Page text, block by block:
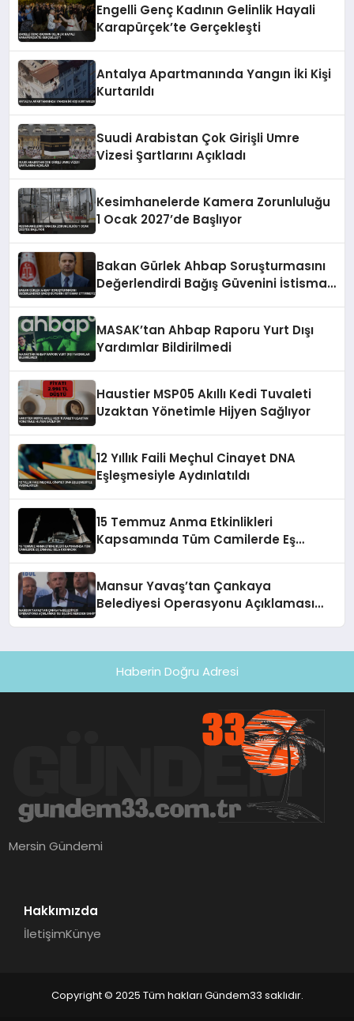
Engelli Genç Kadının Gelinlik Hayali
Karapürçek’te Gerçekleşti
Antalya Apartmanında Yangın İki Kişi
Kurtarıldı
Suudi Arabistan Çok Girişli Umre
Vizesi Şartlarını Açıkladı
Kesimhanelerde Kamera Zorunluluğu
1 Ocak 2027’de Başlıyor
Bakan Gürlek Ahbap Soruşturmasını
Değerlendirdi Bağış Güvenini İstismar
MASAK’tan Ahbap Raporu Yurt Dışı
Yardımlar Bildirilmedi
Haustier MSP05 Akıllı Kedi Tuvaleti
Uzaktan Yönetimle Hijyen Sağlıyor
12 Yıllık Faili Meçhul Cinayet DNA
Eşleşmesiyle Aydınlatıldı
15 Temmuz Anma Etkinlikleri
Kapsamında Tüm Camilerde Eş
Mansur Yavaş’tan Çankaya
Belediyesi Operasyonu Açıklaması
Haberin Doğru Adresi
Mersin Gündemi
Hakkımızda
İletişimKünye
Copyright © 2025 Tüm hakları Gündem33 saklıdır.